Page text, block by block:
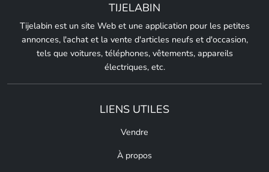
TIJELABIN
Tijelabin est un site Web et une application pour les petites
annonces, l'achat et la vente d'articles neufs et d'occasion,
tels que voitures, téléphones, vêtements, appareils
électriques, etc.
LIENS UTILES
Vendre
À propos